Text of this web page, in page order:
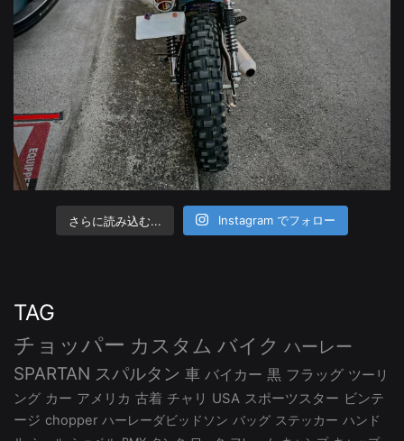
さらに読み込む... Instagram でフォロー
TAG
チョッパー カスタム バイク ハーレー
SPARTAN スパルタン 車 バイカー 黒 フラッグ ツーリ
ング カー アメリカ 古着 チャリ USA スポーツスター ビンテ
ージ chopper ハーレーダビッドソン バッグ ステッカー ハンド